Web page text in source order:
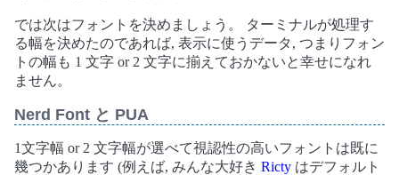
では次はフォントを決めましょう。 ターミナルが処理す
る幅を決めたのであれば, 表示に使うデータ, つまりフォン
トの幅も 1 文字 or 2 文字に揃えておかないと幸せになれ
ません。
Nerd Font と PUA
1文字幅 or 2 文字幅が選べて視認性の高いフォントは既に
幾つかあります (例えば, みんな大好き Ricty はデフォルト